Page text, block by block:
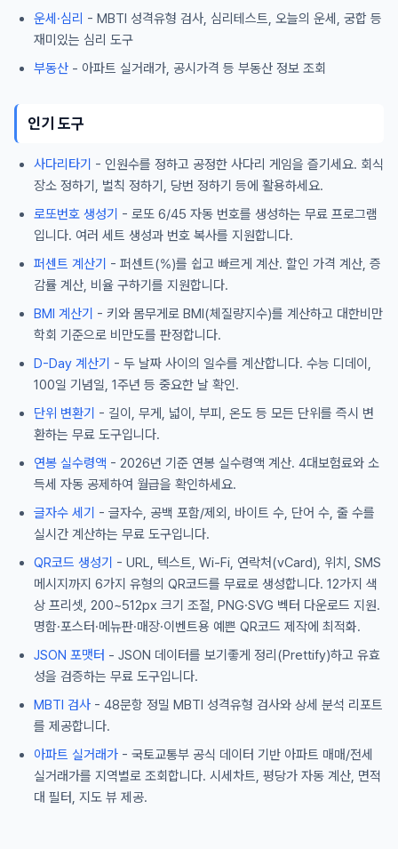
운세·심리 - MBTI 성격유형 검사, 심리테스트, 오늘의 운세, 궁합 등
재미있는 심리 도구
부동산 - 아파트 실거래가, 공시가격 등 부동산 정보 조회
인기 도구
사다리타기 - 인원수를 정하고 공정한 사다리 게임을 즐기세요. 회식
장소 정하기, 벌칙 정하기, 당번 정하기 등에 활용하세요.
로또번호 생성기 - 로또 6/45 자동 번호를 생성하는 무료 프로그램
입니다. 여러 세트 생성과 번호 복사를 지원합니다.
퍼센트 계산기 - 퍼센트(%)를 쉽고 빠르게 계산. 할인 가격 계산, 증
감률 계산, 비율 구하기를 지원합니다.
BMI 계산기 - 키와 몸무게로 BMI(체질량지수)를 계산하고 대한비만
학회 기준으로 비만도를 판정합니다.
D-Day 계산기 - 두 날짜 사이의 일수를 계산합니다. 수능 디데이,
100일 기념일, 1주년 등 중요한 날 확인.
단위 변환기 - 길이, 무게, 넓이, 부피, 온도 등 모든 단위를 즉시 변
환하는 무료 도구입니다.
연봉 실수령액 - 2026년 기준 연봉 실수령액 계산. 4대보험료와 소
득세 자동 공제하여 월급을 확인하세요.
글자수 세기 - 글자수, 공백 포함/제외, 바이트 수, 단어 수, 줄 수를
실시간 계산하는 무료 도구입니다.
QR코드 생성기 - URL, 텍스트, Wi-Fi, 연락처(vCard), 위치, SMS
메시지까지 6가지 유형의 QR코드를 무료로 생성합니다. 12가지 색
상 프리셋, 200~512px 크기 조절, PNG·SVG 벡터 다운로드 지원.
명함·포스터·메뉴판·매장·이벤트용 예쁜 QR코드 제작에 최적화.
JSON 포맷터 - JSON 데이터를 보기좋게 정리(Prettify)하고 유효
성을 검증하는 무료 도구입니다.
MBTI 검사 - 48문항 정밀 MBTI 성격유형 검사와 상세 분석 리포트
를 제공합니다.
아파트 실거래가 - 국토교통부 공식 데이터 기반 아파트 매매/전세
실거래가를 지역별로 조회합니다. 시세차트, 평당가 자동 계산, 면적
대 필터, 지도 뷰 제공.